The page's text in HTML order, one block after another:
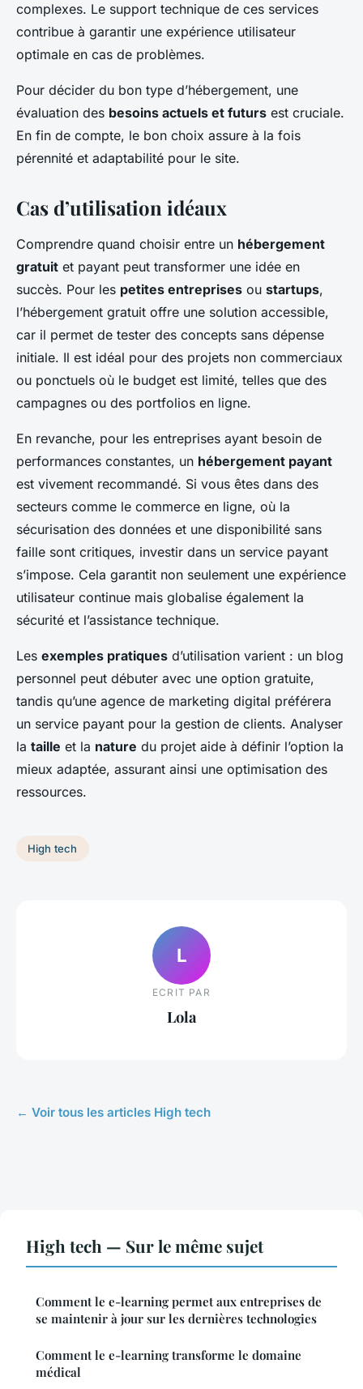
complexes. Le support technique de ces services
contribue à garantir une expérience utilisateur
optimale en cas de problèmes.
Pour décider du bon type d’hébergement, une
évaluation des besoins actuels et futurs est cruciale.
En fin de compte, le bon choix assure à la fois
pérennité et adaptabilité pour le site.
Cas d’utilisation idéaux
Comprendre quand choisir entre un hébergement
gratuit et payant peut transformer une idée en
succès. Pour les petites entreprises ou startups,
l’hébergement gratuit offre une solution accessible,
car il permet de tester des concepts sans dépense
initiale. Il est idéal pour des projets non commerciaux
ou ponctuels où le budget est limité, telles que des
campagnes ou des portfolios en ligne.
En revanche, pour les entreprises ayant besoin de
performances constantes, un hébergement payant
est vivement recommandé. Si vous êtes dans des
secteurs comme le commerce en ligne, où la
sécurisation des données et une disponibilité sans
faille sont critiques, investir dans un service payant
s’impose. Cela garantit non seulement une expérience
utilisateur continue mais globalise également la
sécurité et l’assistance technique.
Les exemples pratiques d’utilisation varient : un blog
personnel peut débuter avec une option gratuite,
tandis qu’une agence de marketing digital préférera
un service payant pour la gestion de clients. Analyser
la taille et la nature du projet aide à définir l’option la
mieux adaptée, assurant ainsi une optimisation des
ressources.
High tech
L
ECRIT PAR
Lola
← Voir tous les articles High tech
High tech — Sur le même sujet
Comment le e-learning permet aux entreprises de
se maintenir à jour sur les dernières technologies
Comment le e-learning transforme le domaine
médical